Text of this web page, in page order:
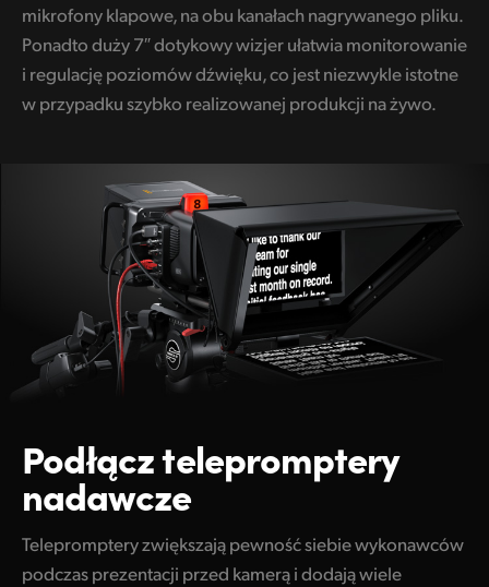
mikrofony klapowe, na obu kanałach nagrywanego pliku.
Ponadto duży 7″ dotykowy wizjer ułatwia monitorowanie
i regulację poziomów dźwięku, co jest niezwykle istotne
w przypadku szybko realizowanej produkcji na żywo.
Podłącztelepromptery
nadawcze
Telepromptery zwiększają pewność siebie wykonawców
podczas prezentacji przed kamerą i dodają wiele